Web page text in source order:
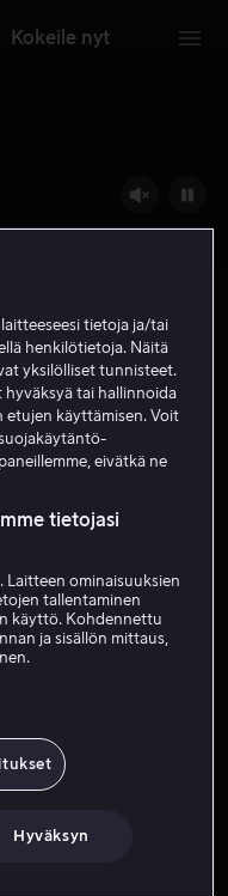
Kokeile nyt
2 h 7 min
K-16
€
€
Sveitsin kansaa.
Sveitsin kansaa.
väkivallan käytön
tietoja ja/tai
henkilötietoja. Näitä
yksilölliset tunnisteet.
hyväksyä tai hallinnoida
käyttämisen. Voit
eivätkä ne
tietojasi
Laitteen ominaisuuksien
tallentaminen
käyttö. Kohdennettu
ja sisällön mittaus,
Hyväksyn